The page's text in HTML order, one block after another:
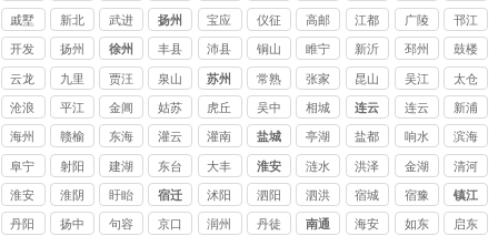
公司
公司
戚墅
堰
新北 武进 扬州 宝应 仪征 高邮 江都 广陵 邗江
开发 扬州 徐州 丰县 沛县 铜山 睢宁 新沂 邳州 鼓楼
云龙 九里 贾汪 泉山 苏州
常熟
讨债
公司
张家
港讨
债公
司
昆山
讨债
公司
吴江
讨债
公司
太仓
讨债
公司
沧浪
要债
公司
平江
追债
公司
金阊
要账
公司
姑苏
催债
公司
虎丘
收账
公司
吴中
追债
公司
相城
要债
公司
连云
港
连云 新浦
海州 赣榆 东海 灌云 灌南 盐城 亭湖 盐都 响水 滨海
阜宁 射阳 建湖 东台 大丰 淮安 涟水 洪泽 金湖 清河
淮安 淮阴 盱眙 宿迁 沭阳 泗阳 泗洪 宿城 宿豫 镇江
丹阳 扬中 句容 京口 润州 丹徒 南通 海安 如东 启东